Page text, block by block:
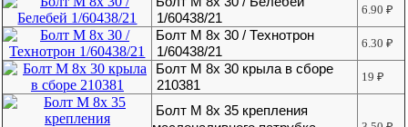
1/60438/21
6.90₽
Болт М 8х 30 / Технотрон
1/60438/21
6.30₽
Болт М 8х 30 крыла в сборе
210381
19₽
Болт М 8х 35 крепления